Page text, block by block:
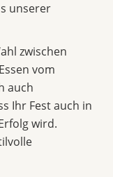
unserer
zwischen
vom
auch
Ihr Fest auch in
wird.